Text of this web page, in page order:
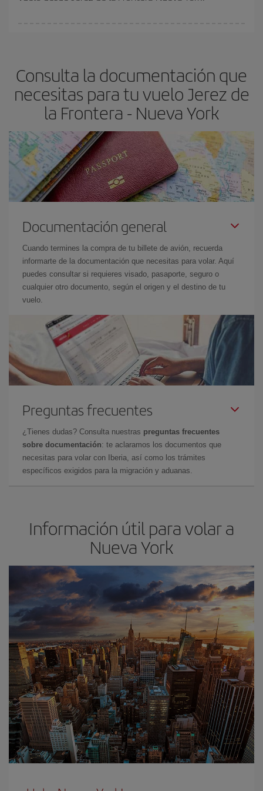
Consulta la documentación que
necesitas para tu vuelo Jerez de
la Frontera - Nueva York
Documentación general
Cuando termines la compra de tu billete de avión, recuerda
informarte de la documentación que necesitas para volar. Aquí
puedes consultar si requieres visado, pasaporte, seguro o
cualquier otro documento, según el origen y el destino de tu
vuelo.
Preguntas frecuentes
¿Tienes dudas? Consulta nuestras preguntas frecuentes
sobre documentación: te aclaramos los documentos que
necesitas para volar con Iberia, así como los trámites
específicos exigidos para la migración y aduanas.
Información útil para volar a
Nueva York